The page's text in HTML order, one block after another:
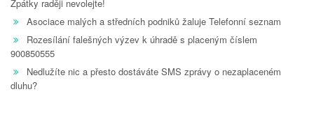
Zpátky raději nevolejte!
Asociace malých a středních podniků žaluje Telefonní seznam
Rozesílání falešných výzev k úhradě s placeným číslem
900850555
Nedlužíte nic a přesto dostáváte SMS zprávy o nezaplaceném
dluhu?